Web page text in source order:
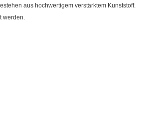
aus hochwertigem verstärktem Kunststoff.
werden.